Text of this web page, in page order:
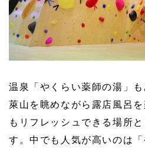
温泉「やくらい薬師の湯」
萊山を眺めながら露店風呂
もリフレッシュできる場所
す。中でも人気が高いのは「